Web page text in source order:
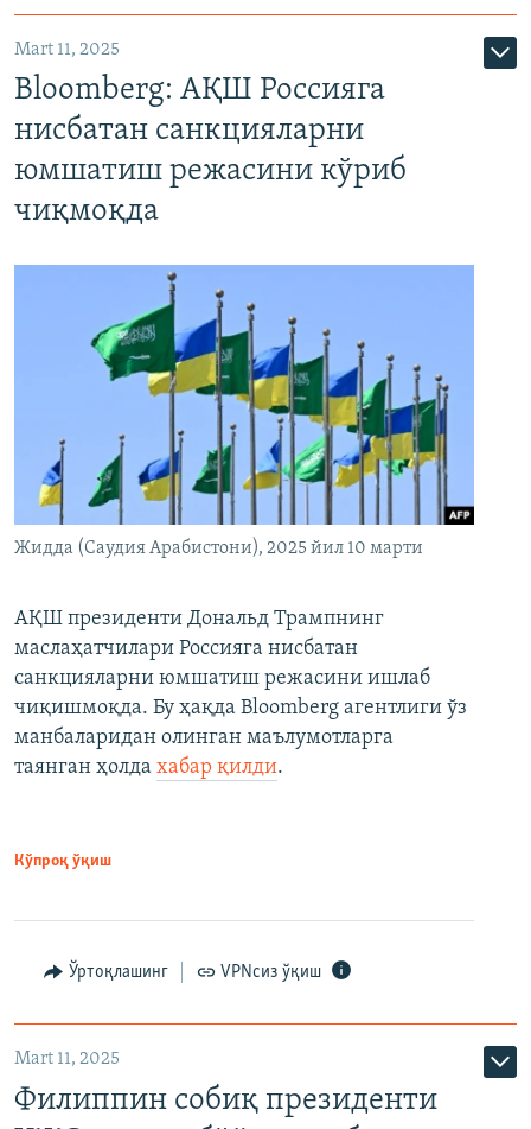
Mart 11, 2025
Bloomberg: АҚШ Россияга
нисбатан санкцияларни
юмшатиш режасини кўриб
чиқмоқда
Жидда (Саудия Арабистони), 2025 йил 10 марти
АҚШ президенти Дональд Трампнинг
маслаҳатчилари Россияга нисбатан
санкцияларни юмшатиш режасини ишлаб
чиқишмоқда. Бу ҳақда Bloomberg агентлиги ўз
манбаларидан олинган маълумотларга
таянган ҳолда хабар қилди.
Кўпроқ ўқиш
Ўртоқлашинг VPNсиз ўқиш
Mart 11, 2025
Филиппин собиқ президенти